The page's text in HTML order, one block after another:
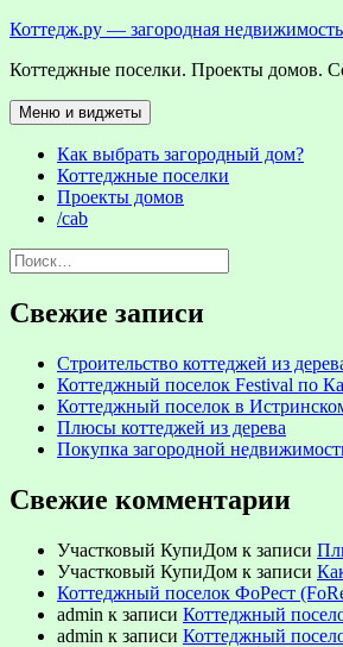
Перейти
содержимому
Коттедж.ру — загородная недвижимость
Коттеджные поселки. Проекты домов.
Меню и виджеты
Как выбрать загородный дом?
Коттеджные поселки
Проекты домов
/cab
Найти:
Свежие записи
Строительство коттеджей из
Коттеджный поселок Festival по
Коттеджный поселок в
Плюсы коттеджей из дерева
Покупка загородной
Свежие комментарии
Участковый КупиДом к записи
Участковый КупиДом к записи
Коттеджный поселок ФоРест
admin к записи Коттеджный
admin к записи Коттеджный